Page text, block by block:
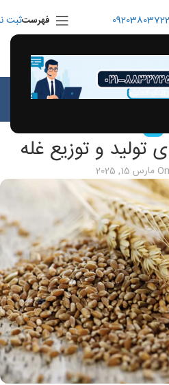
فهرستثبت
و توزیع غله
On مارس 15, 2025